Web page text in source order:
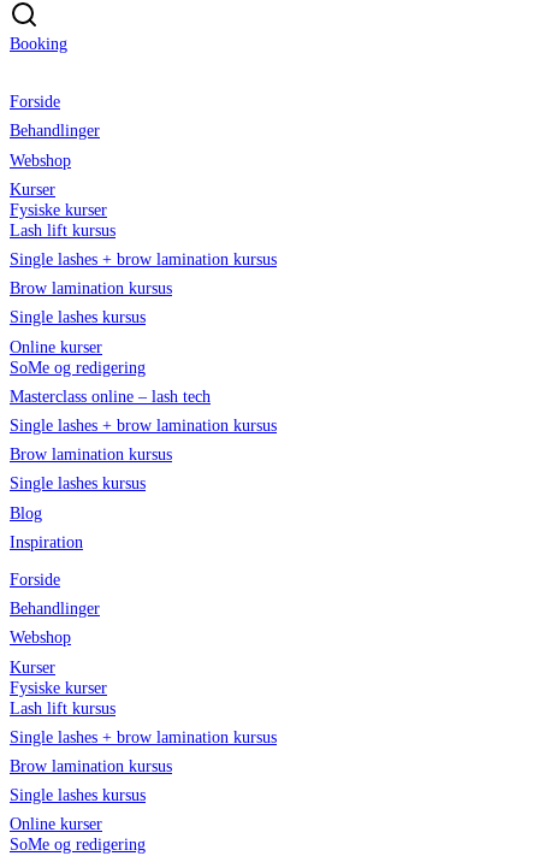
Booking
Forside
Behandlinger
Webshop
Kurser
Fysiske kurser
Lash lift kursus
Single lashes + brow lamination kursus
Brow lamination kursus
Single lashes kursus
Online kurser
SoMe og redigering
Masterclass online – lash tech
Single lashes + brow lamination kursus
Brow lamination kursus
Single lashes kursus
Blog
Inspiration
Forside
Behandlinger
Webshop
Kurser
Fysiske kurser
Lash lift kursus
Single lashes + brow lamination kursus
Brow lamination kursus
Single lashes kursus
Online kurser
SoMe og redigering